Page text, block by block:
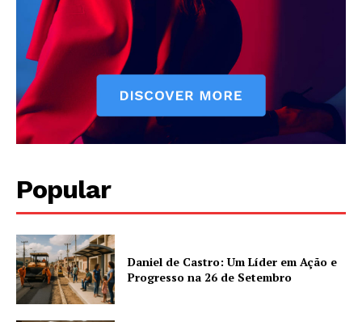
Popular
Daniel de Castro: Um Líder em Ação e
Progresso na 26 de Setembro